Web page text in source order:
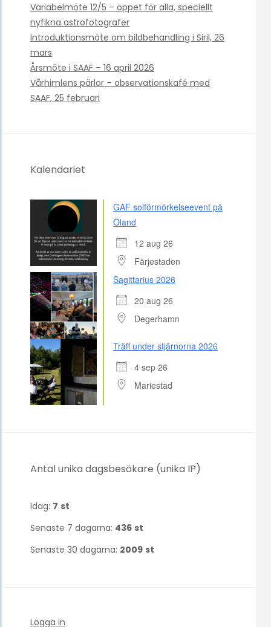
Variabelmöte 12/5 – öppet för alla, speciellt
nyfikna astrofotografer
Introduktionsmöte om bildbehandling i Siril, 26
mars
Årsmöte i SAAF – 16 april 2026
Vårhimlens pärlor – observationskafé med
SAAF, 25 februari
Kalendariet
GAF solförmörkelseevent på
Öland
12 aug 26
Färjestaden
Sagittarius 2026
20 aug 26
Degerhamn
Träff under stjärnorna 2026
4 sep 26
Mariestad
Antal unika dagsbesökare (unika IP)
Idag: 7 st
Senaste 7 dagarna: 436 st
Senaste 30 dagarna: 2009 st
Logga in